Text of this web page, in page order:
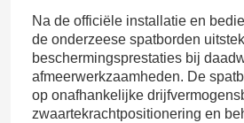
Na de officiële installatie en
de onderzeese spatborden
beschermingsprestaties bij
afmeerwerkzaamheden. De
op onafhankelijke
zwaartekrachtpositionering en